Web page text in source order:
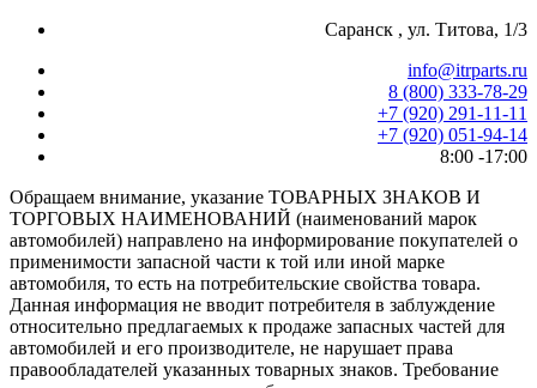
Саранск , ул. Титова, 1/3
info@itrparts.ru
8 (800) 333-78-29
‪+7 (920) 291-11-11
+7 (920) 051-94-14
8:00 -17:00
Обращаем внимание, указание ТОВАРНЫХ ЗНАКОВ И
ТОРГОВЫХ НАИМЕНОВАНИЙ (наименований марок
автомобилей) направлено на информирование покупателей о
применимости запасной части к той или иной марке
автомобиля, то есть на потребительские свойства товара.
Данная информация не вводит потребителя в заблуждение
относительно предлагаемых к продаже запасных частей для
автомобилей и его производителе, не нарушает права
правообладателей указанных товарных знаков. Требование